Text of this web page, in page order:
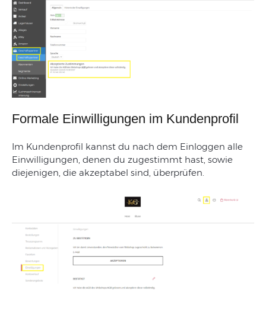
Formale Einwilligungen im Kundenprofil
Im Kundenprofil kannst du nach dem Einloggen alle
Einwilligungen denen du zugestimmt hast sowie
diejenigen die akzeptabel sind überprüfen